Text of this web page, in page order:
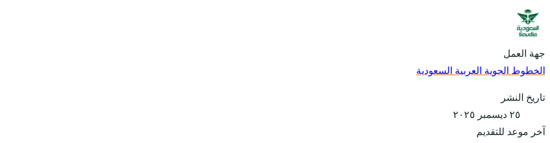
جهة العمل
الخطوط الجوية العربية السعودية
تاريخ النشر
٢٥ ديسمبر ٢٠٢٥
آخر موعد للتقديم